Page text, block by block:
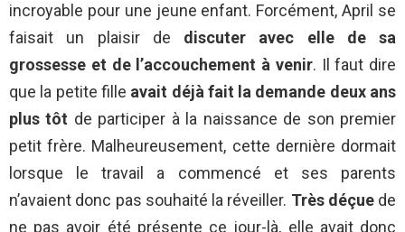
incroyable pour une jeune enfant. Forcément, April se
faisait un plaisir de discuter avec elle de sa
grossesse et de l’accouchement à venir. Il faut dire
que la petite fille avait déjà fait la demande deux ans
plus tôt de participer à la naissance de son premier
petit frère. Malheureusement, cette dernière dormait
lorsque le travail a commencé et ses parents
n’avaient donc pas souhaité la réveiller. Très déçuede
ne pas avoir été présente ce jour-là, elle avait donc